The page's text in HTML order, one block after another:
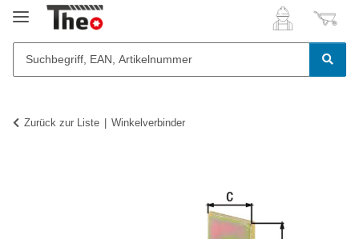
Zurück zur Liste Winkelverbinder